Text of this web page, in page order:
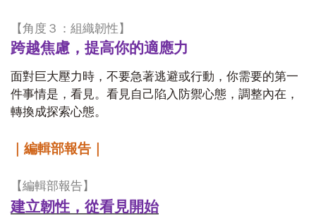
【角度３：組織韌性】
跨越焦慮，提高你的適應力
面對巨大壓力時，不要急著逃避或行動，你需要的第一
件事情是，看見。看見自己陷入防禦心態，調整內在，
轉換成探索心態。
｜編輯部報告｜
【編輯部報告】
建立韌性，從看見開始